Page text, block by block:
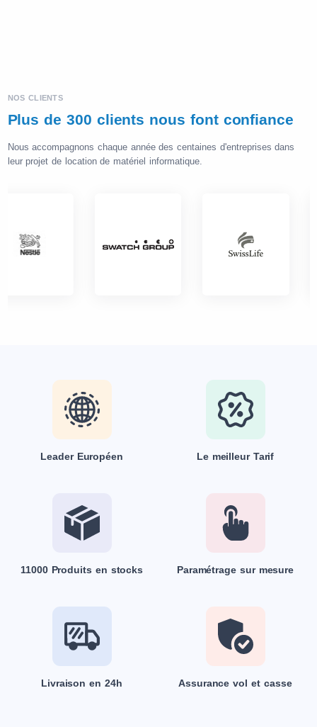
NOS CLIENTS
Plus de 300 clients nous font confiance
Nous accompagnons chaque année des centaines d'entreprises dans
leur projet de location de matériel informatique.
Leader Européen Le meilleur Tarif
11000 Produits en stocks Paramétrage sur mesure
Livraison en 24h Assurance vol et casse